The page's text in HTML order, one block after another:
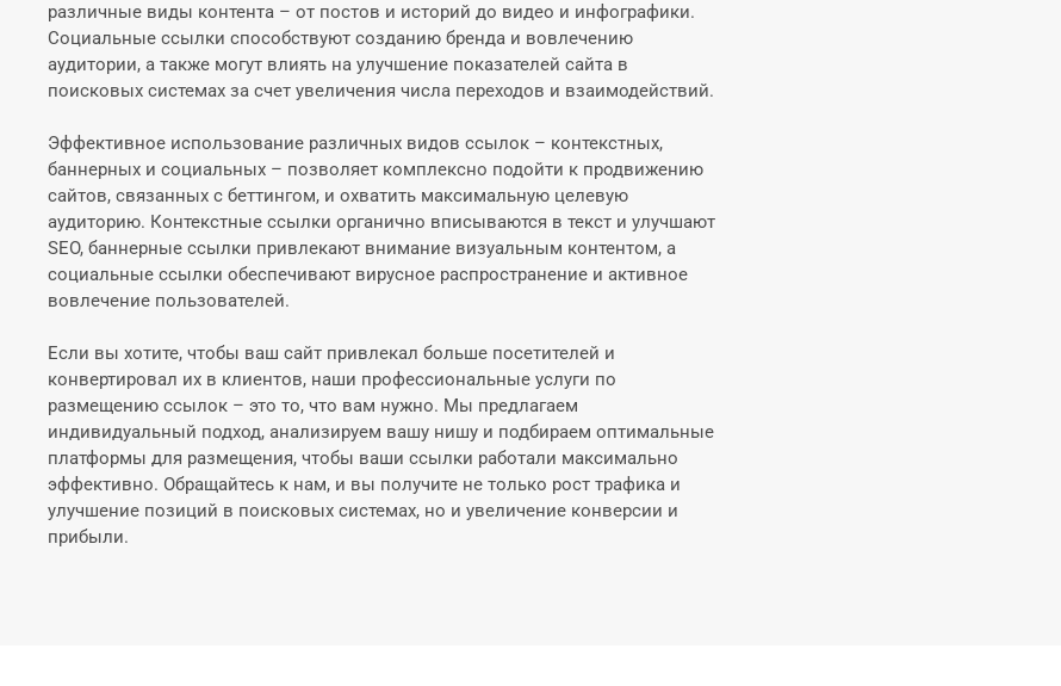
различные виды контента – от постов и историй до видео и инфографики.
Социальные ссылки способствуют созданию бренда и вовлечению
аудитории, а также могут влиять на улучшение показателей сайта в
поисковых системах за счет увеличения числа переходов и взаимодействий.
Эффективное использование различных видов ссылок – контекстных,
баннерных и социальных – позволяет комплексно подойти к продвижению
сайтов, связанных с беттингом, и охватить максимальную целевую
аудиторию. Контекстные ссылки органично вписываются в текст и улучшают
SEO, баннерные ссылки привлекают внимание визуальным контентом, а
социальные ссылки обеспечивают вирусное распространение и активное
вовлечение пользователей.
Если вы хотите, чтобы ваш сайт привлекал больше посетителей и
конвертировал их в клиентов, наши профессиональные услуги по
размещению ссылок – это то, что вам нужно. Мы предлагаем
индивидуальный подход, анализируем вашу нишу и подбираем оптимальные
платформы для размещения, чтобы ваши ссылки работали максимально
эффективно. Обращайтесь к нам, и вы получите не только рост трафика и
улучшение позиций в поисковых системах, но и увеличение конверсии и
прибыли.